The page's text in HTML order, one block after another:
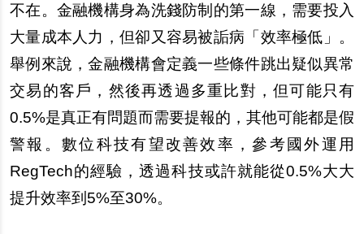
不在。金融機構身為洗錢防制的第一線，需要投入
大量成本人力，但卻又容易被詬病「效率極低」。
舉例來說 ，金融機構會定義一些條件跳出疑似異常
交易的客 戶 ，然後再透過多重比對，但可能只有
0.5%是真正有問題而需要提報的，其他可能都是假
警報。數位科技有望改善效率，參考國外運用
RegTech的經驗，透過科技或許就能從0.5%大大
提升效率到5%至30%。